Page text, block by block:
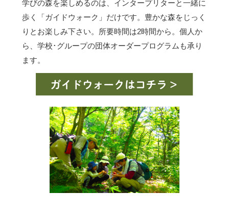
学びの森を楽しめるのは、インタープリターと一緒に
歩く「ガイドウォーク」だけです。豊かな森をじっく
りとお楽しみ下さい。所要時間は2時間から。個人か
ら、学校･グループの団体オーダープログラムも承り
ます。